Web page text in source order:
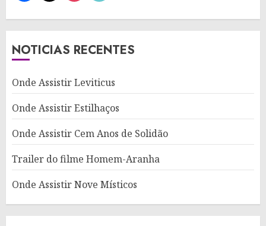
NOTICIAS RECENTES
Onde Assistir Leviticus
Onde Assistir Estilhaços
Onde Assistir Cem Anos de Solidão
Trailer do filme Homem-Aranha
Onde Assistir Nove Místicos